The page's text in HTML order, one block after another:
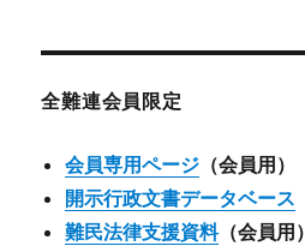
ブ
全難連会員限定
会員専用ページ （会員用）
開示行政文書データベース
難民法律支援資料（会員用）